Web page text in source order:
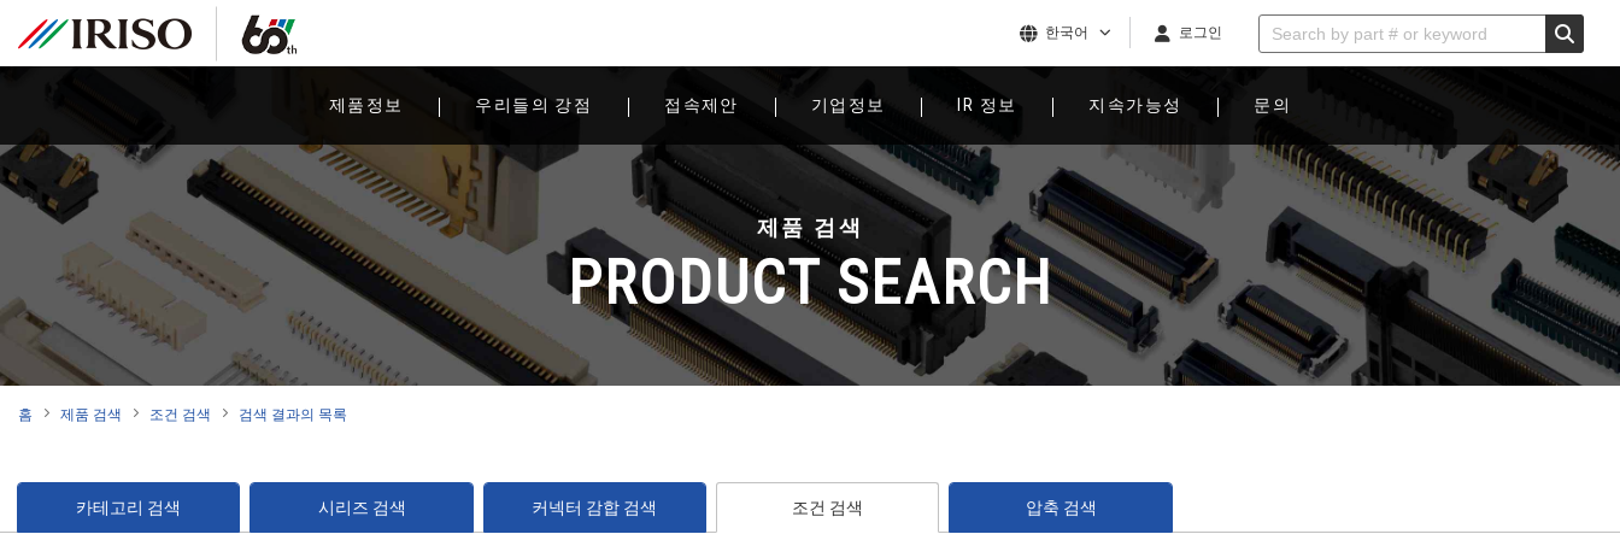
한국어 로그인
제품정보 우리들의 강점 접속제안 기업정보 IR 정보 지속가능성 문의
제품 검색
PRODUCT SEARCH
홈 제품 검색 조건 검색 검색 결과의 목록
카테고리 검색 시리즈 검색 커넥터 감합 검색 조건 검색 압축 검색